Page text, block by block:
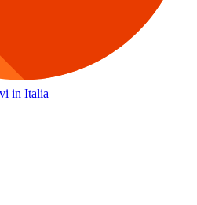
in Italia